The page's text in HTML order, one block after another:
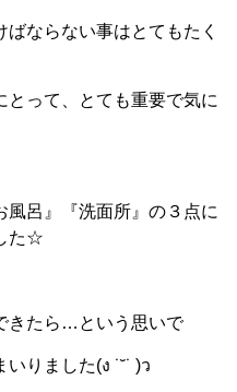
ならない事はとてもたく
って、とても重要で気に
風呂』『洗面所』の３点に
た☆
きたら…という思いで
りました(ง ˙˘˙ )ว